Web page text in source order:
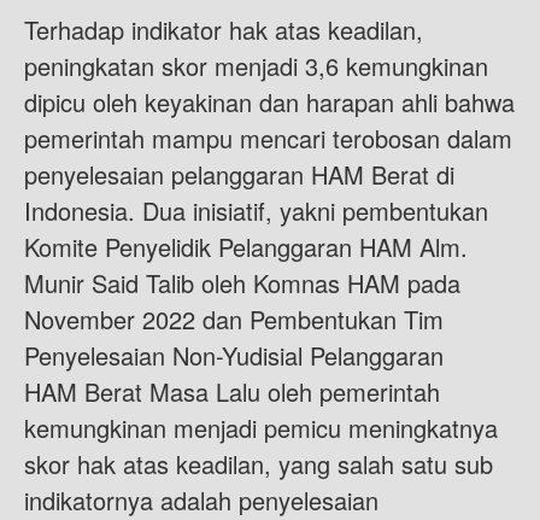
Terhadap indikator hak atas keadilan,
peningkatan skor menjadi 3,6 kemungkinan
dipicu oleh keyakinan dan harapan ahli bahwa
pemerintah mampu mencari terobosan dalam
penyelesaian pelanggaran HAM Berat di
Indonesia. Dua inisiatif, yakni pembentukan
Komite Penyelidik Pelanggaran HAM Alm.
Munir Said Talib oleh Komnas HAM pada
November 2022 dan Pembentukan Tim
Penyelesaian Non-Yudisial Pelanggaran
HAM Berat Masa Lalu oleh pemerintah
kemungkinan menjadi pemicu meningkatnya
skor hak atas keadilan, yang salah satu sub
indikatornya adalah penyelesaian